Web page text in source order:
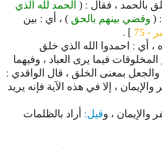
بالحمد ، فقال : ( الحمد لله الذي
( وقضي بينهم بالحق ) ، أي : بين
- 75
] .
، أي : احمدوا الله الذي خلق
فيما يرى العباد ، وفيهما
بمعنى الخلق ، قال الواقدي :
، إلا في هذه الآية فإنه يريد
والإيمان ، وقيل: أراد بالظلمات